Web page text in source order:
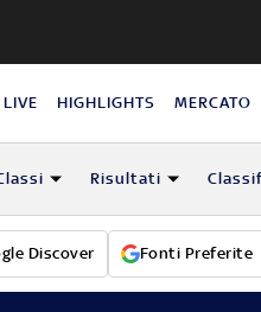
LIVE HIGHLIGHTS MERCATO
Risultati
Discover Fonti Preferite